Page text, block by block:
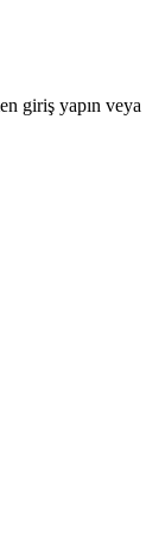
giriş yapın veya